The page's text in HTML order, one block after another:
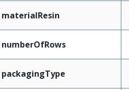
materialResin
numberOfRows
packagingType